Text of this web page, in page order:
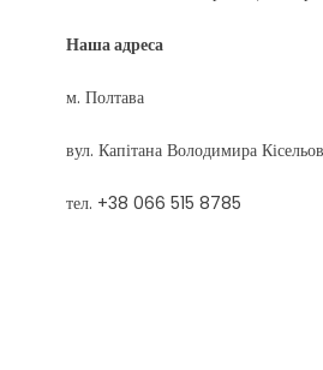
Наша адреса
м. Полтава
вул. Капітана Володимира
тел. +38 066 515 8785